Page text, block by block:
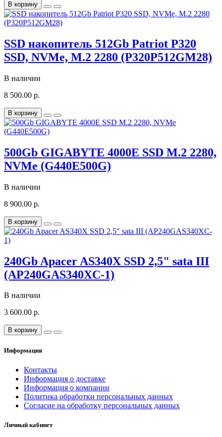
В корзину
SSD накопитель 512Gb Patriot P320
SSD, NVMe, M.2 2280 (P320P512GM28)
В наличии
8 500.00 р.
В корзину
500Gb GIGABYTE 4000E SSD M.2 2280,
NVMe (G440E500G)
В наличии
8 900.00 р.
В корзину
240Gb Apacer AS340X SSD 2,5" sata III
(AP240GAS340XC-1)
В наличии
3 600.00 р.
В корзину
Информация
Контакты
Информация о доставке
Информация о компании
Политика обработки персональных данных
Согласие на обработку персональных данных
Личный кабинет